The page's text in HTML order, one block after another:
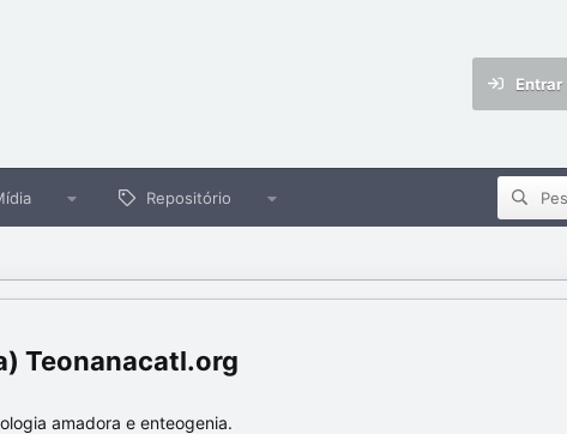
Entrar
Repositório
Teonanacatl.org
amadora e enteogenia.